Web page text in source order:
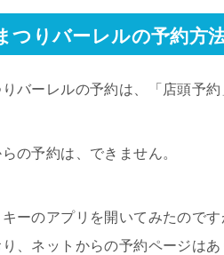
つりバーレルの予約方
バーレルの予約は、「店頭予約
の予約は、できません。
ーのアプリを開いてみたので
、ネットからの予約ページはあ